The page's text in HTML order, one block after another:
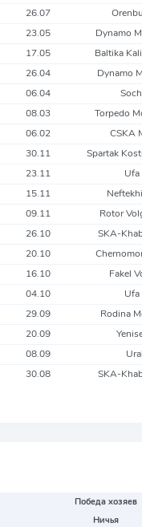
26.07
23.05 Dynamo
17.05 Baltika
26.04 Dynamo
06.04
08.03 Torpedo
06.02 CSKA
30.11 Spartak
23.11 Ufa
15.11
09.11 Rotor
26.10 SKA-
20.10
16.10 Fakel
04.10 Ufa
29.09 Rodina
20.09
08.09 Ural
30.08 SKA-
Победа хозяев
Ничья